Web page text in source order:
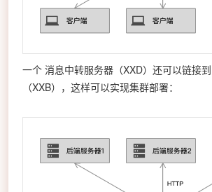
一个 消息中转服务器（XXD）还可以链接
（XXB），这样可以实现集群部署：